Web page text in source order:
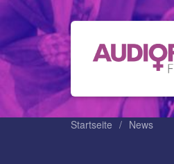
Startseite News